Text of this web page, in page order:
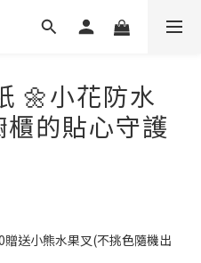
🌼小花防水
的貼心守護
送小熊水果叉(不挑色隨機出